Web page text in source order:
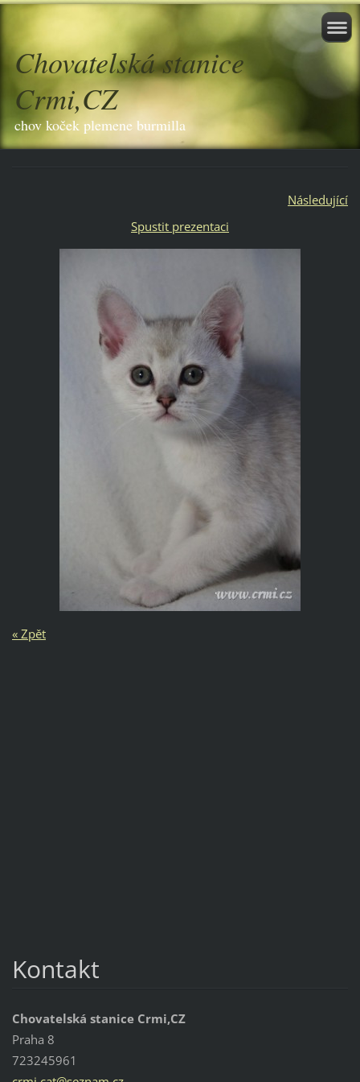
Chovatelská stanice
Crmi,CZ
chov koček plemene burmilla
Následující
Spustit prezentaci
« Zpět
Kontakt
Chovatelská stanice Crmi,CZ
Praha 8
723245961